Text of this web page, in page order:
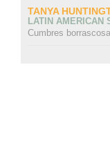
TANYA
LATIN AMERICAN
Cumbres